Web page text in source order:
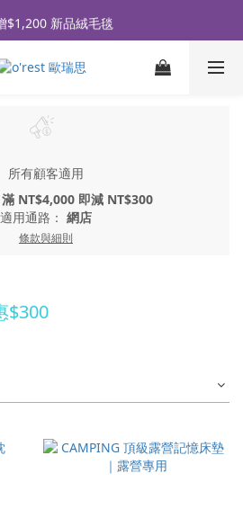
運｜會員買即贈〈 購物金 〉
$1,200 新品絨毛毯
運｜會員買即贈〈 購物金 〉
所有顧客適用
NT$4,000 即減 NT$300
適用通路： 網店
條款與細則
$300